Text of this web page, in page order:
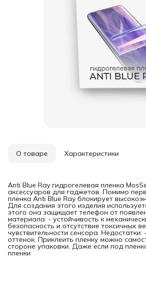
О товаре Характеристики
Anti Blue Ray гидрогелевая пленка
аксессуаров для гаджетов. Помимо
пленка Anti Blue Ray блокирует
Для создания этого изделия
этого она защищает телефон от
материала: - устойчивость к
безопасность и отсутствие токсичных
чувствительности сенсора.
оттенок. Приклеить пленку можно
стороне упаковки. Даже если под
пленки